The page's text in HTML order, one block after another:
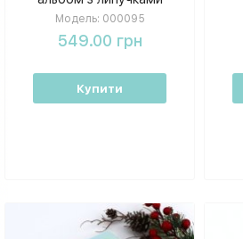
Модель: 000095
549.00 грн
Купити